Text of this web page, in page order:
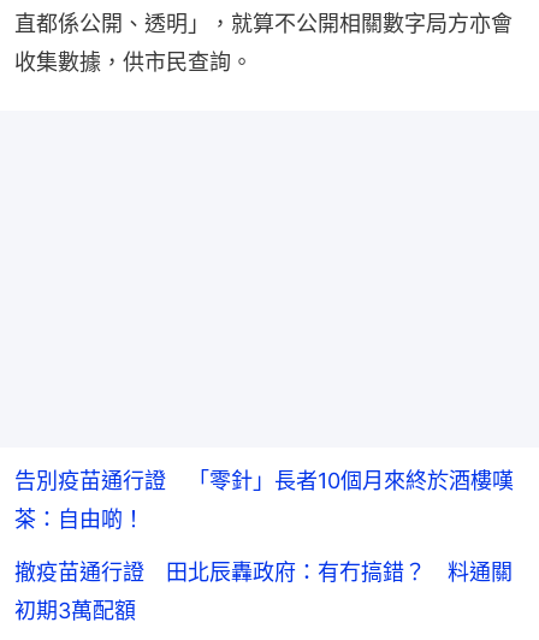
直都係公開、透明」，就算不公開相關數字局方亦會
收集數據，供市民查詢。
告別疫苗通行證 「零針」長者10個月來終於酒樓嘆
茶：自由啲！
撤疫苗通行證 田北辰轟政府：有冇搞錯？ 料通關
初期3萬配額